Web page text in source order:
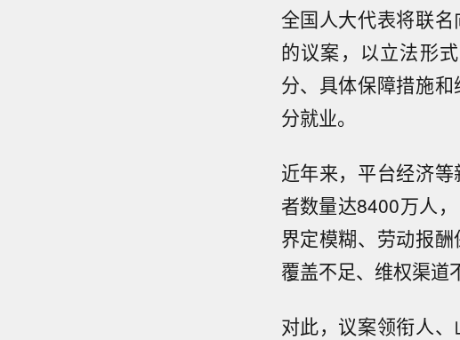
全国人大代表将联名
的议案，以立法形
分、具体保障措施
分就业。
近年来，平台经济
者数量达8400万人
界定模糊、劳动报
覆盖不足、维权渠道
对此，议案领衔人